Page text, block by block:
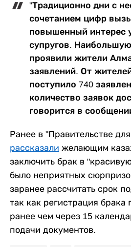
"Традиционно дни с
сочетанием цифр
повышенный интерес
супругов.
проявили жители
заявлений. От
поступило 740
количество заявок
говорится в
Ранее в "Правительстве
рассказали желающим
заключить брак в
было неприятных
заранее рассчитать срок
так как регистрация брака
ранее чем через 15
подачи документов.